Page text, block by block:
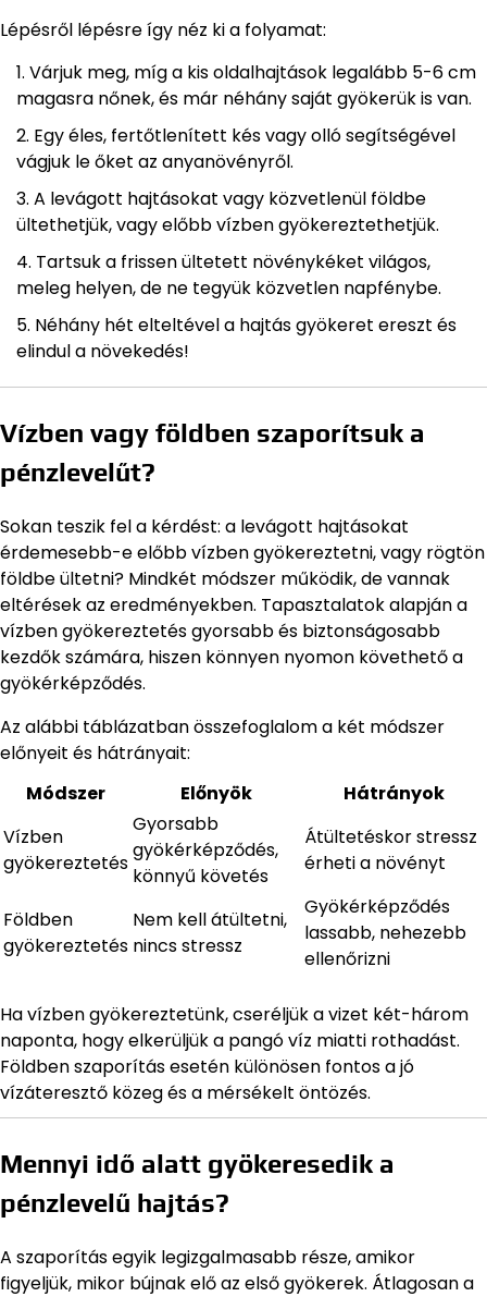
Lépésről lépésre így néz ki a folyamat:
Várjuk meg, míg a kis oldalhajtások legalább 5-6 cm
magasra nőnek, és már néhány saját gyökerük is van.
Egy éles, fertőtlenített kés vagy olló segítségével
vágjuk le őket az anyanövényről.
A levágott hajtásokat vagy közvetlenül földbe
ültethetjük, vagy előbb vízben gyökereztethetjük.
Tartsuk a frissen ültetett növénykéket világos,
meleg helyen, de ne tegyük közvetlen napfénybe.
Néhány hét elteltével a hajtás gyökeret ereszt és
elindul a növekedés!
Vízben vagy földben szaporítsuk a
pénzlevelűt?
Sokan teszik fel a kérdést: a levágott hajtásokat
érdemesebb-e előbb vízben gyökereztetni, vagy rögtön
földbe ültetni? Mindkét módszer működik, de vannak
eltérések az eredményekben. Tapasztalatok alapján a
vízben gyökereztetés gyorsabb és biztonságosabb
kezdők számára, hiszen könnyen nyomon követhető a
gyökérképződés.
Az alábbi táblázatban összefoglalom a két módszer
előnyeit és hátrányait:
Módszer
Előnyök
Hátrányok
Vízben
gyökereztetés
Gyorsabb
gyökérképződés,
könnyű követés
Átültetéskor stressz
érheti a növényt
Földben
gyökereztetés
Nem kell átültetni,
nincs stressz
Gyökérképződés
lassabb, nehezebb
ellenőrizni
Ha vízben gyökereztetünk, cseréljük a vizet két-három
naponta, hogy elkerüljük a pangó víz miatti rothadást.
Földben szaporítás esetén különösen fontos a jó
vízáteresztő közeg és a mérsékelt öntözés.
Mennyi idő alatt gyökeresedik a
pénzlevelű hajtás?
A szaporítás egyik legizgalmasabb része, amikor
figyeljük, mikor bújnak elő az első gyökerek. Átlagosan a